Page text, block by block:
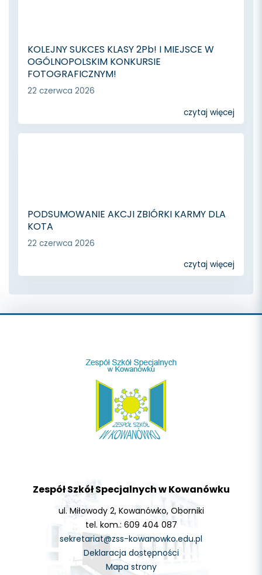
KOLEJNY SUKCES KLASY 2Pb! I MIEJSCE W
OGÓLNOPOLSKIM KONKURSIE
FOTOGRAFICZNYM!
22 czerwca 2026
czytaj więcej
PODSUMOWANIE AKCJI ZBIÓRKI KARMY DLA
KOTA
22 czerwca 2026
czytaj więcej
Zespół Szkół Specjalnych w Kowanówku
ul. Miłowody 2, Kowanówko, Oborniki
tel. kom.: 609 404 087
sekretariat@zss-kowanowko.edu.pl
Deklaracja dostępności
Mapa strony